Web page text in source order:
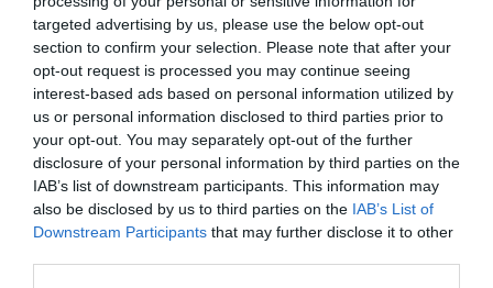
targeted advertising by us, please use the below opt-out
section to confirm your selection. Please note that after your
opt-out request is processed you may continue seeing
interest-based ads based on personal information utilized by
us or personal information disclosed to third parties prior to
your opt-out. You may separately opt-out of the further
disclosure of your personal information by third parties on the
IAB’s list of downstream participants. This information may
also be disclosed by us to third parties on the IAB’s List of
Downstream Participants that may further disclose it to other